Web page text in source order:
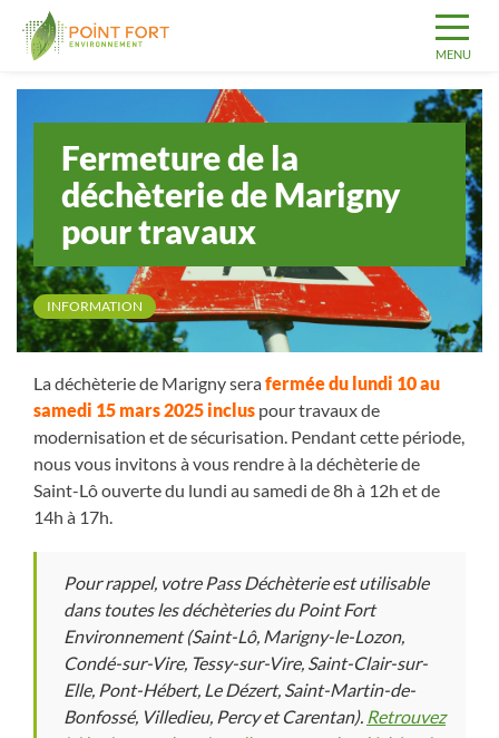
Fermeture de la
déchèterie de Marigny
pour travaux
INFORMATION
La déchèterie de Marigny serafermée du lundi 10 au
samedi 15 mars 2025 inclus pour travaux de
modernisation et de sécurisation. Pendant cette période,
nous vous invitons à vous rendre à la déchèterie de
Saint-Lô ouverte du lundi au samedi de 8h à 12h et de
14h à 17h.
Pour rappel, votre Pass Déchèterie est utilisable
dans toutes les déchèteries du Point Fort
Environnement (Saint-Lô, Marigny-le-Lozon,
Condé-sur-Vire, Tessy-sur-Vire, Saint-Clair-sur-
Elle, Pont-Hébert, Le Dézert, Saint-Martin-de-
Bonfossé, Villedieu, Percy et Carentan). Retrouvez